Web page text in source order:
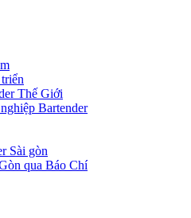
Thế Giới
Bartender
Sài gòn
qua Báo Chí